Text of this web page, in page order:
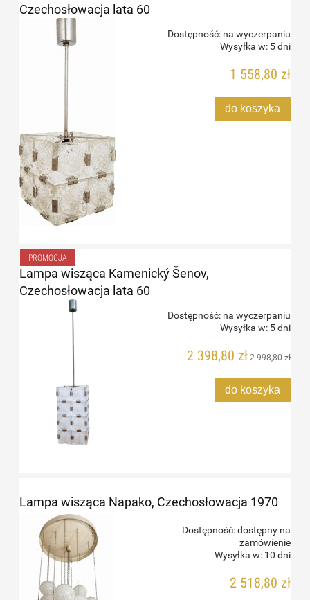
Czechosłowacja lata 60
Dostępność: na wyczerpaniu
Wysyłka w: 5 dni
1 558,80 zł
do koszyka
Lampa wisząca Kamenický Šenov,
Czechosłowacja lata 60
Dostępność: na wyczerpaniu
Wysyłka w: 5 dni
2 398,80 zł 2 998,80 zł
do koszyka
PROMOCJA
Lampa wisząca Napako, Czechosłowacja 1970
Dostępność:dostępny na
zamówienie
Wysyłka w: 10 dni
2 518,80 zł